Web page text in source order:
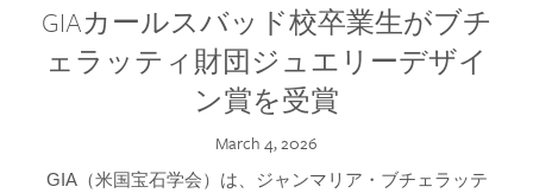
GIAカールスバッド校卒業生がブチ
ェラッティ財団ジュエリーデザイ
ン賞を受賞
March 4, 2026
GIA（米国宝石学会）は、ジャンマリア・ブチェラッテ